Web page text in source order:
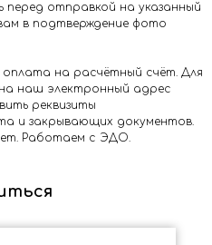
перед отправкой на указанный
в подтверждение фото
на расчётный счёт. Для
наш электронный адрес
реквизиты
и закрывающих документов.
Работаем с ЭДО.